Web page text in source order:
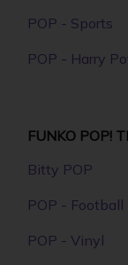
POP - Sports
POP - Harry
FUNKO POP!
Bitty POP
POP - Football
POP - Vinyl